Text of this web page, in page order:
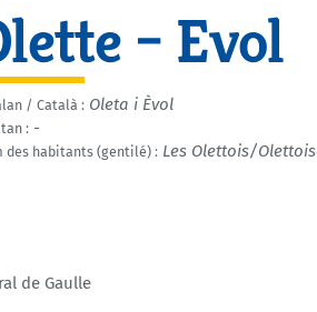
– Evol
/ Català : Oleta i Èvol
: -
des habitants (gentilé) : Les Olettois/
de Gaulle